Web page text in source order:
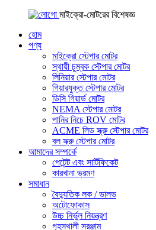
মাইক্রো-মোটরের বিশেষজ্ঞ
হোম
পণ্য
মাইক্রো স্টেপার মোটর
স্থায়ী চুম্বক স্টেপার মোটর
লিনিয়ার স্টেপার মোটর
গিয়ারযুক্ত স্টেপার মোটর
ডিসি গিয়ার্ড মোটর
NEMA স্টেপার মোটর
পানির নিচে ROV মোটর
ACME লিড স্ক্রু স্টেপার মোটর
বল স্ক্রু স্টেপার মোটর
আমাদের সম্পর্কে
পেটেন্ট এবং সার্টিফিকেট
কারখানা ভ্রমণ
সমাধান
বৈদ্যুতিক লক / ভালভ
অটোফোকাস
উচ্চ নির্ভুল নিয়ন্ত্রণ
গৃহস্থালী সরঞ্জাম